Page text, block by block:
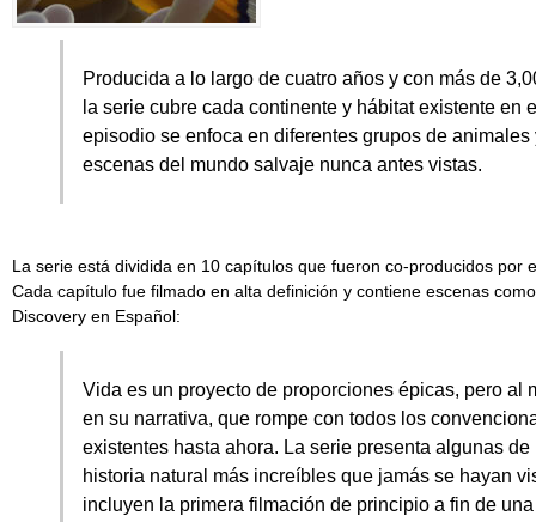
Producida a lo largo de cuatro años y con más de
la serie cubre cada continente y hábitat existente en
episodio se enfoca en diferentes grupos de animales
escenas del mundo salvaje nunca antes vistas.
La serie está dividida en 10 capítulos que fueron co-producidos por
Cada capítulo fue filmado en alta definición y contiene escenas
Discovery en Español:
Vida es un proyecto de proporciones épicas, pero al
en su narrativa, que rompe con todos los
existentes hasta ahora. La serie presenta algunas
historia natural más increíbles que jamás se hayan
incluyen la primera filmación de principio a fin de